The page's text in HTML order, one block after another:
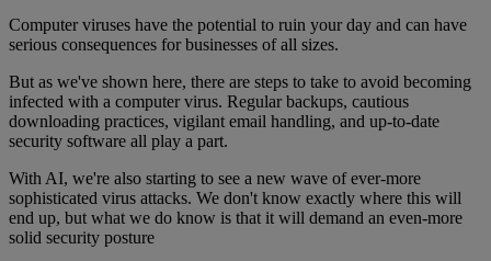
Computer viruses have the potential to ruin your day and can have
serious consequences for businesses of all sizes.
But as we've shown here, there are steps to take to avoid becoming
infected with a computer virus. Regular backups, cautious
downloading practices, vigilant email handling, and up-to-date
security software all play a part.
With AI, we're also starting to see a new wave of ever-more
sophisticated virus attacks. We don't know exactly where this will
end up, but what we do know is that it will demand an even-more
solid security posture